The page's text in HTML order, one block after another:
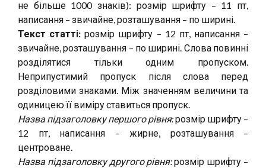
не більше 1000 знаків): розмір шрифту – 11 пт,
написання – звичайне, розташування – по ширині.
Текст статті: розмір шрифту – 12 пт, написання –
звичайне, розташування – по ширині. Слова повинні
розділятися тільки одним пропуском.
Неприпустимий пропуск після слова перед
розділовими знаками. Між значенням величини та
одиницею її виміру ставиться пропуск.
Назва підзаголовку першого рівня:розмір шрифту –
12 пт, написання – жирне, розташування –
центроване.
Назва підзаголовку другого рівня:розмір шрифту –